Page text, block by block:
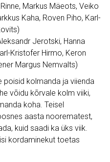
Markus Mäeots, Veiko
Kaha, Roven Piho, Karl-
Jerotski, Hanna
Kristofer Hirmo, Keron
Margus Nemvalts)
poisid kolmanda ja viienda
võidu kõrvale kolm viiki,
koha. Teisel
aasta noorematest,
kuid saadi ka üks viik.
kordaminekut toetas